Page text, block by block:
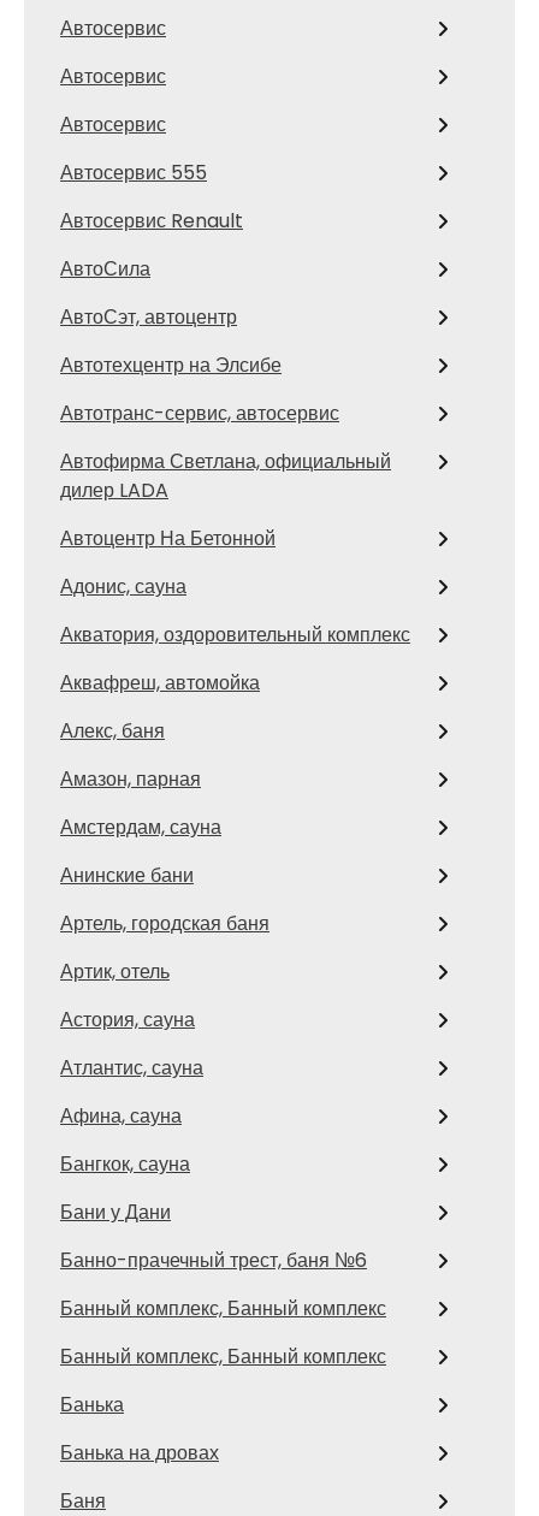
Автосервис
Автосервис
Автосервис
Автосервис 555
Автосервис Renault
АвтоСила
АвтоСэт, автоцентр
Автотехцентр на Элсибе
Автотранс-сервис, автосервис
Автофирма Светлана, официальный
дилер LADA
Автоцентр На Бетонной
Адонис, сауна
Акватория, оздоровительный комплекс
Аквафреш, автомойка
Алекс, баня
Амазон, парная
Амстердам, сауна
Анинские бани
Артель, городская баня
Артик, отель
Астория, сауна
Атлантис, сауна
Афина, сауна
Бангкок, сауна
Бани у Дани
Банно-прачечный трест, баня №6
Банный комплекс, Банный комплекс
Банный комплекс, Банный комплекс
Банька
Банька на дровах
Баня